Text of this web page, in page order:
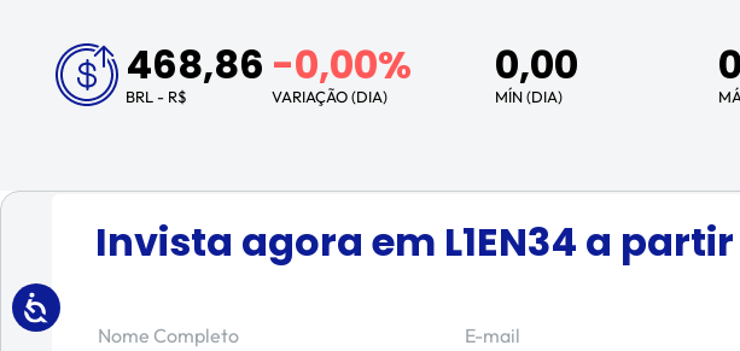
468,86
BRL - R$
-0,00%
VARIAÇÃO (DIA)
0,00
MÍN (DIA)
Invista agora em L1EN34 a partir
Nome Completo E-mail